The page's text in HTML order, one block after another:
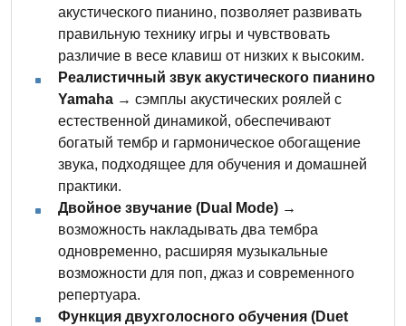
акустического пианино, позволяет развивать
правильную технику игры и чувствовать
различие в весе клавиш от низких к высоким.
Реалистичный звук акустического пианино
Yamaha → сэмплы акустических роялей с
естественной динамикой, обеспечивают
богатый тембр и гармоническое обогащение
звука, подходящее для обучения и домашней
практики.
Двойное звучание (Dual Mode) →
возможность накладывать два тембра
одновременно, расширяя музыкальные
возможности для поп, джаз и современного
репертуара.
Функция двухголосного обучения (Duet